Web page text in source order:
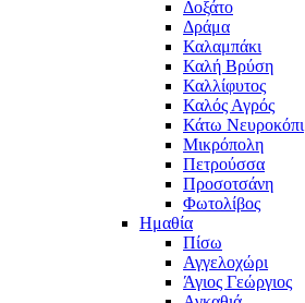
Δοξάτο
Δράμα
Καλαμπάκι
Καλή Βρύση
Καλλίφυτος
Καλός Αγρός
Κάτω Νευροκόπι
Μικρόπολη
Πετρούσσα
Προσοτσάνη
Φωτολίβος
Ημαθία
Πίσω
Αγγελοχώρι
Άγιος Γεώργιος